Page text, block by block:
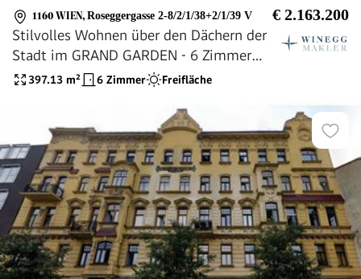
1160 WIEN, Roseggergasse 2-8/2/1/38+2/1/39 V € 2.163.200
Stilvolles Wohnen über den Dächern der
Stadt im GRAND GARDEN - 6 Zimmer
Dachgeschosswohnung
397.13 m² 6 Zimmer Freifläche